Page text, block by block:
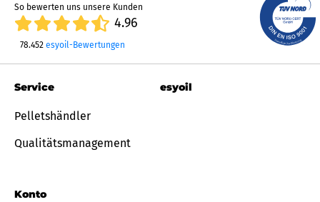
So bewerten uns unsere Kunden
4.96
78.452 esyoil-Bewertungen
Service
Pelletshändler
Qualitätsmanagement
Konto
esyoil